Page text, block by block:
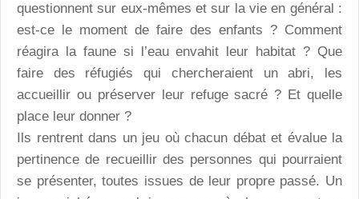
questionnent sur eux-mêmes et sur la vie en général :
est-ce le moment de faire des enfants ? Comment
réagira la faune si l’eau envahit leur habitat ? Que
faire des réfugiés qui chercheraient un abri, les
accueillir ou préserver leur refuge sacré ? Et quelle
place leur donner ?
Ils rentrent dans un jeu où chacun débat et évalue la
pertinence de recueillir des personnes qui pourraient
se présenter, toutes issues de leur propre passé. Un